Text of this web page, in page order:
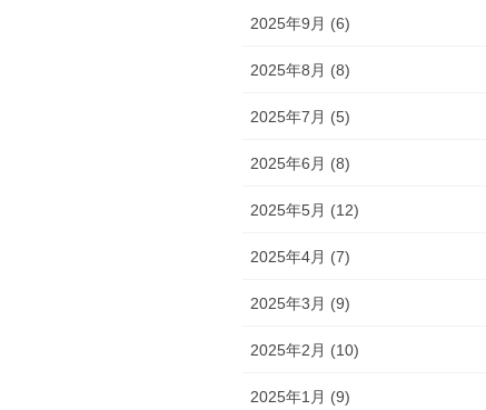
2025年9月 (6)
2025年8月 (8)
2025年7月 (5)
2025年6月 (8)
2025年5月 (12)
2025年4月 (7)
2025年3月 (9)
2025年2月 (10)
2025年1月 (9)